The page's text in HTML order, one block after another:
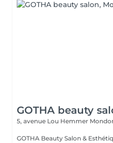
GOTHA beauty
5, avenue Lou Hemmer
GOTHA Beauty Salon & Esthétique